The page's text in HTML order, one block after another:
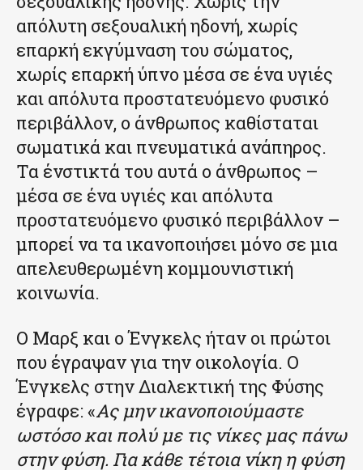
απόλυτη σεξουαλική ηδονή, χωρίς
επαρκή εκγύμναση του σώματος,
χωρίς επαρκή ύπνο μέσα σε ένα υγιές
και απόλυτα προστατευόμενο φυσικό
περιβάλλον, ο άνθρωπος καθίσταται
σωματικά και πνευματικά ανάπηρος.
Τα ένστικτά του αυτά ο άνθρωπος –
μέσα σε ένα υγιές και απόλυτα
προστατευόμενο φυσικό περιβάλλον –
μπορεί να τα ικανοποιήσει μόνο σε μια
απελευθερωμένη κομμουνιστική
κοινωνία.
Ο Μαρξ και ο Ένγκελς ήταν οι πρώτοι
που έγραψαν για την οικολογία. Ο
Ένγκελς στην Διαλεκτική της Φύσης
έγραφε: «Ας μην ικανοποιούμαστε
ωστόσο και πολύ με τις νίκες μας πάνω
στην φύση. Για κάθε τέτοια νίκη η φύση